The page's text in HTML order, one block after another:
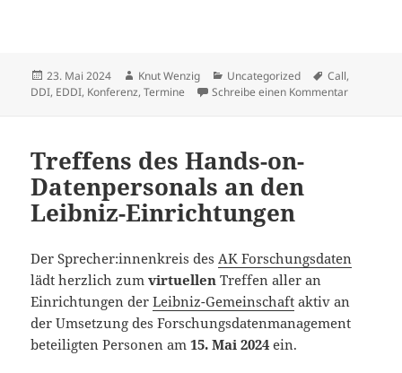
Veröffentlicht
am
23. Mai 2024 Autor
Knut Wenzig Kategorien
Uncategorized Schlagwörter
Call,
DDI, EDDI, Konferenz,Termine Schreibe einen Kommentarzu
Treffens des Hands-on-
Datenpersonals an den
Leibniz-Einrichtungen
Der Sprecher:innenkreis des AK Forschungsdaten
lädt herzlich zumvirtuellen Treffen aller an
Einrichtungen derLeibniz-Gemeinschaft aktiv an
der Umsetzung des Forschungsdatenmanagement
beteiligten Personen am15. Mai 2024 ein.